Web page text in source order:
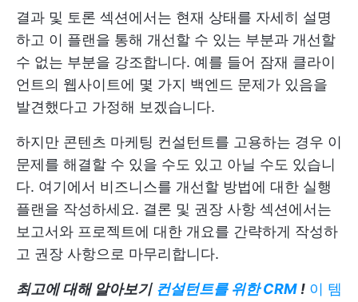
결과 및 토론 섹션에서는 현재 상태를 자세히 설명
하고 이 플랜을 통해 개선할 수 있는 부분과 개선할
수 없는 부분을 강조합니다. 예를 들어 잠재 클라이
언트의 웹사이트에 몇 가지 백엔드 문제가 있음을
발견했다고 가정해 보겠습니다.
하지만 콘텐츠 마케팅 컨설턴트를 고용하는 경우 이
문제를 해결할 수 있을 수도 있고 아닐 수도 있습니
다. 여기에서 비즈니스를 개선할 방법에 대한 실행
플랜을 작성하세요. 결론 및 권장 사항 섹션에서는
보고서와 프로젝트에 대한 개요를 간략하게 작성하
고 권장 사항으로 마무리합니다.
최고에 대해 알아보기 컨설턴트를 위한 CRM ! 이 템